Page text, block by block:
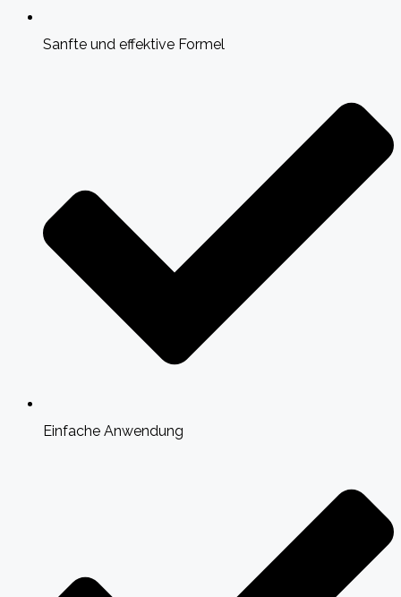
Sanfte und effektive Formel
Einfache Anwendung